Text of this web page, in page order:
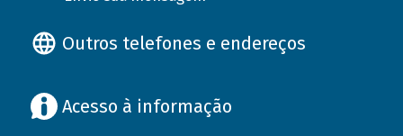
Outros telefones e endereços
Acesso à informação